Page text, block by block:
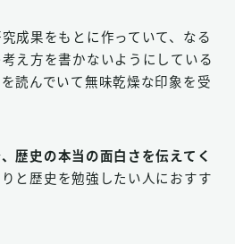
成果をもとに作っていて、なる
え方を書かないようにしている
読んでいて無味乾燥な印象を受
歴史の本当の面白さを伝えてく
と歴史を勉強したい人におすす